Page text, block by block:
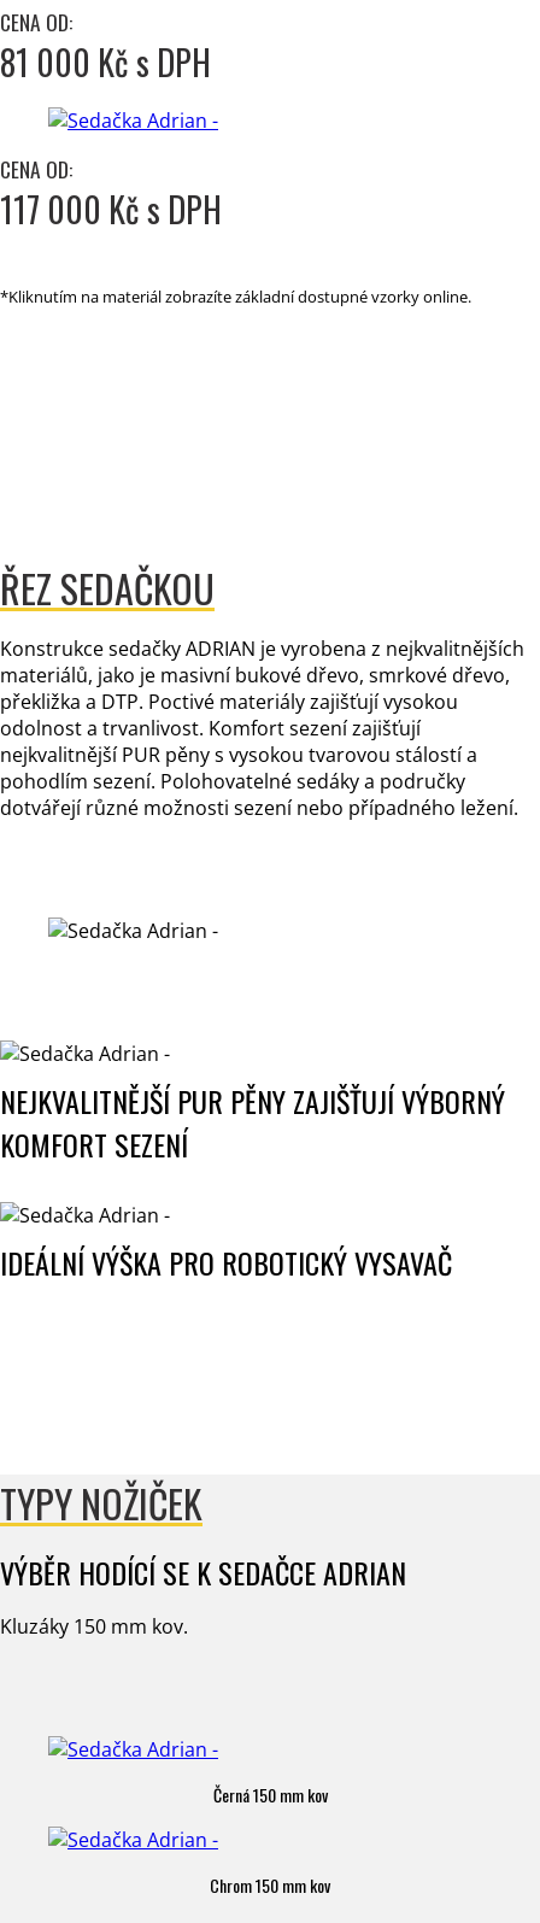
CENA OD:
81 000 Kč s DPH
CENA OD:
117 000 Kč s DPH
*Kliknutím na materiál zobrazíte základní dostupné vzorky online.
ŘEZ SEDAČKOU
Konstrukce sedačky ADRIAN je vyrobena z nejkvalitnějších
materiálů, jako je masivní bukové dřevo, smrkové dřevo,
překližka a DTP. Poctivé materiály zajišťují vysokou
odolnost a trvanlivost. Komfort sezení zajišťují
nejkvalitnější PUR pěny s vysokou tvarovou stálostí a
pohodlím sezení. Polohovatelné sedáky a područky
dotvářejí různé možnosti sezení nebo případného ležení.
NEJKVALITNĚJŠÍ PUR PĚNY ZAJIŠŤUJÍ VÝBORNÝ
KOMFORT SEZENÍ
IDEÁLNÍ VÝŠKA PRO ROBOTICKÝ VYSAVAČ
TYPY NOŽIČEK
VÝBĚR HODÍCÍ SE K SEDAČCE ADRIAN
Kluzáky 150 mm kov.
Černá 150 mm kov
Chrom 150 mm kov